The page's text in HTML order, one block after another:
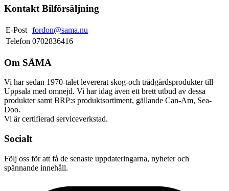
Kontakt Bilförsäljning
E-Post fordon@sama.nu
Telefon 0702836416
Om SÅMA
Vi har sedan 1970-talet levererat skog-och trädgårdsprodukter till
Uppsala med omnejd. Vi har idag även ett brett utbud av dessa
produkter samt BRP:s produktsortiment, gällande Can-Am, Sea-
Doo.
Vi är certifierad serviceverkstad.
Socialt
Följ oss för att få de senaste uppdateringarna, nyheter och
spännande innehåll.